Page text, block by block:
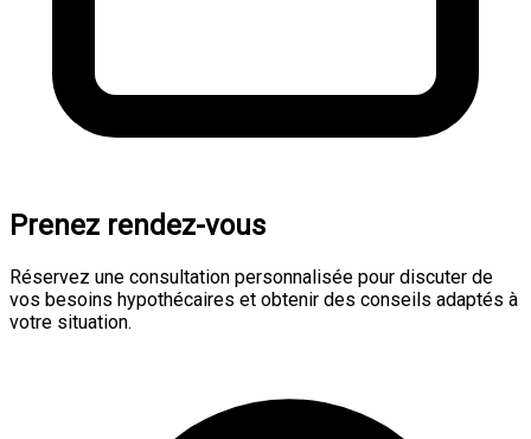
Prenez rendez-vous
Réservez une consultation personnalisée pour discuter de
vos besoins hypothécaires et obtenir des conseils adaptés à
votre situation.